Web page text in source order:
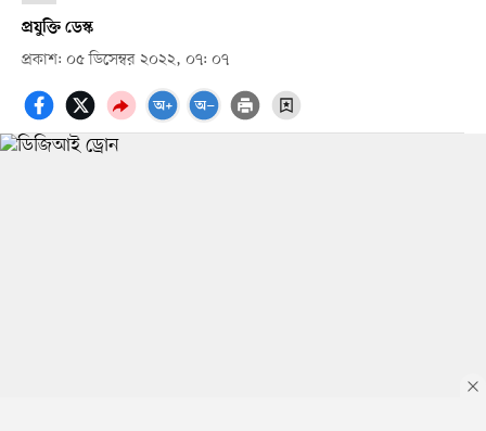
প্রযুক্তি ডেস্ক
প্রকাশ: ০৫ ডিসেম্বর ২০২২, ০৭: ০৭